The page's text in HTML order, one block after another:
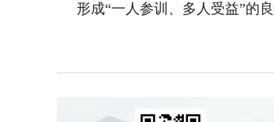
形成“一人参训、多人受益”的良